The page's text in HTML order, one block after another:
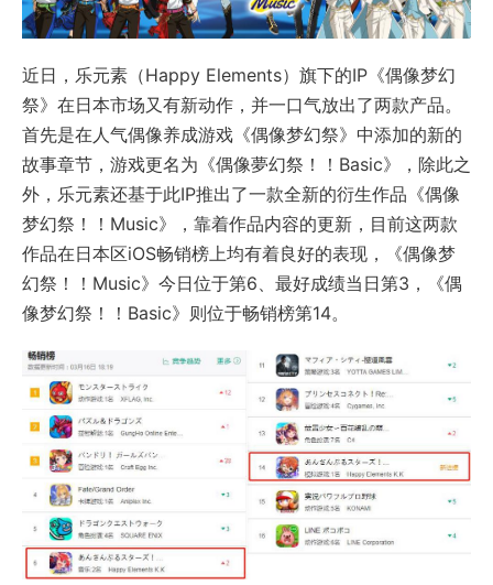
近日，乐元素（Happy Elements）旗下的IP《偶像梦幻
祭》在日本市场又有新动作，并一口气放出了两款产品。
首先是在人气偶像养成游戏《偶像梦幻祭》中添加的新的
故事章节，游戏更名为《偶像夢幻祭！！Basic》，除此之
外，乐元素还基于此IP推出了一款全新的衍生作品《偶像
梦幻祭！！Music》，靠着作品内容的更新，目前这两款
作品在日本区iOS畅销榜上均有着良好的表现，《偶像梦
幻祭！！Music》今日位于第6、最好成绩当日第3，《偶
像梦幻祭！！Basic》则位于畅销榜第14。